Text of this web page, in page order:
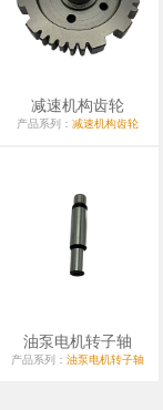
减速机构齿轮
产品系列：减速机构齿轮
油泵电机转子轴
产品系列：油泵电机转子轴